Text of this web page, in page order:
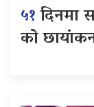
५१दिनमा
को